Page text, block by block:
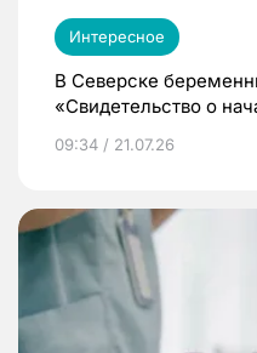
Интересное
В Северске
«Свидетельство о
09:34 / 21.07.26